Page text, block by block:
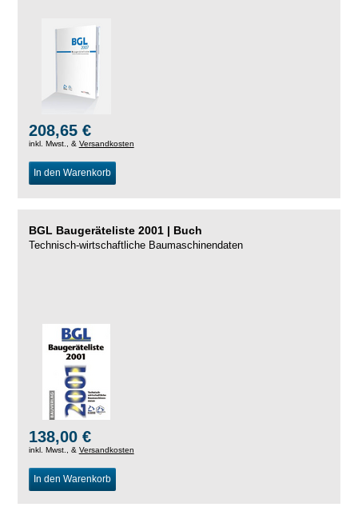
208,65 €
inkl. Mwst., & Versandkosten
In den Warenkorb
BGL Baugeräteliste 2001 | Buch
Technisch-wirtschaftliche Baumaschinendaten
138,00 €
inkl. Mwst., & Versandkosten
In den Warenkorb